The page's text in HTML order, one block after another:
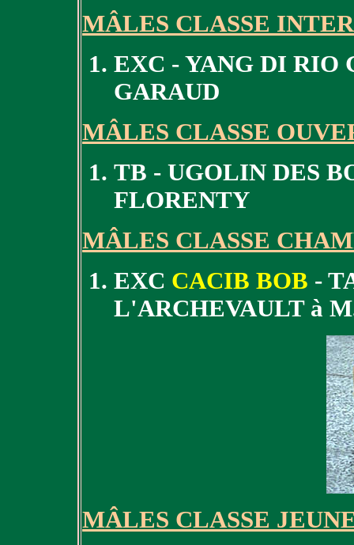
MÂLES CLASSE
EXC - YANG DI RIO
GARAUD
MÂLES CLASSE
TB - UGOLIN DES
FLORENTY
MÂLES CLASSE
EXC CACIB BOB -
L'ARCHEVAULT à
MÂLES CLASSE